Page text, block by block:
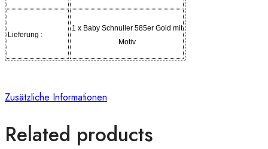
Lieferung :
1 x Baby Schnuller 585er Gold mit
Motiv
Zusätzliche Informationen
Related products